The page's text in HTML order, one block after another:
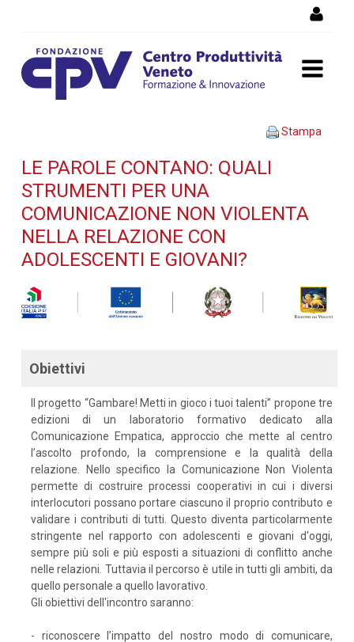
LE PAROLE CONTANO: quali
strumenti per una
comunicazione non
violenta nella relazione con
adolescenti e giovani? -
Dettaglio corso di
Stampa
LE PAROLE CONTANO: QUALI
STRUMENTI PER UNA
COMUNICAZIONE NON VIOLENTA
NELLA RELAZIONE CON
ADOLESCENTI E GIOVANI?
Obiettivi
Il progetto “Gambare! Metti in gioco i tuoi talenti” propone tre
edizioni di un laboratorio formativo dedicato alla
Comunicazione Empatica, approccio che mette al centro
l’ascolto profondo, la comprensione e la qualità della
relazione. Nello specifico la Comunicazione Non Violenta
permette di costruire processi cooperativi in cui i diversi
interlocutori possano portare ciascuno il proprio contributo e
validare i contributi di tutti. Questo diventa particolarmente
stringente nel rapporto con adolescenti e giovani d'oggi,
sempre più soli e più esposti a situazioni di conflitto anche
nelle relazioni. Tuttavia il percorso è utile in tutti gli ambiti, da
quello personale a quello lavorativo.
Gli obiettivi dell'incontro saranno:
- riconoscere l’impatto del nostro modo di comunicare,